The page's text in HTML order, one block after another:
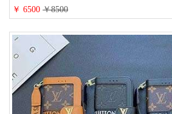
ンド iPhone 15/14/13 proケース 手帳型 男女通用
￥ 6500￥8500